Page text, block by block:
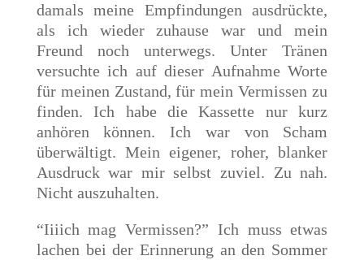
damals meine Empfindungen ausdrückte,
als ich wieder zuhause war und mein
Freund noch unterwegs. Unter Tränen
versuchte ich auf dieser Aufnahme Worte
für meinen Zustand, für mein Vermissen zu
finden. Ich habe die Kassette nur kurz
anhören können. Ich war von Scham
überwältigt. Mein eigener, roher, blanker
Ausdruck war mir selbst zuviel. Zu nah.
Nicht auszuhalten.
“Iiiich mag Vermissen?” Ich muss etwas
lachen bei der Erinnerung an den Sommer